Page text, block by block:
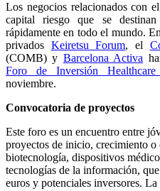
Los negocios relacionados con
capital riesgo que se
rápidamente en todo el mundo.
privados Keiretsu Forum, el
(COMB) y Barcelona Activa
Foro de Inversión Healthcare
noviembre.
Convocatoria de proyectos
Este foro es un encuentro entre
proyectos de inicio, crecimiento
biotecnología, dispositivos
tecnologías de la información,
euros y potenciales inversores. La